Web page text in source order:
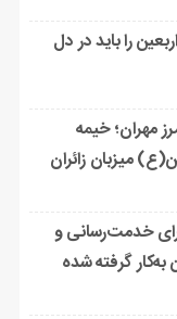
را باید در دل
مهران؛ خیمه
میزبان زائران
خدمت‌رسانی و
به‌کار گرفته شده